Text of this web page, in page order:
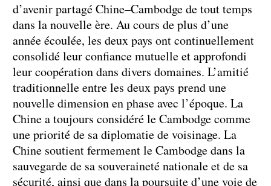
d’avenir partagé Chine–Cambodge de tout temps
dans la nouvelle ère. Au cours de plus d’une
année écoulée, les deux pays ont continuellement
consolidé leur confiance mutuelle et approfondi
leur coopération dans divers domaines. L’amitié
traditionnelle entre les deux pays prend une
nouvelle dimension en phase avec l’époque. La
Chine a toujours considéré le Cambodge comme
une priorité de sa diplomatie de voisinage. La
Chine soutient fermement le Cambodge dans la
sauvegarde de sa souveraineté nationale et de sa
sécurité, ainsi que dans la poursuite d’une voie de